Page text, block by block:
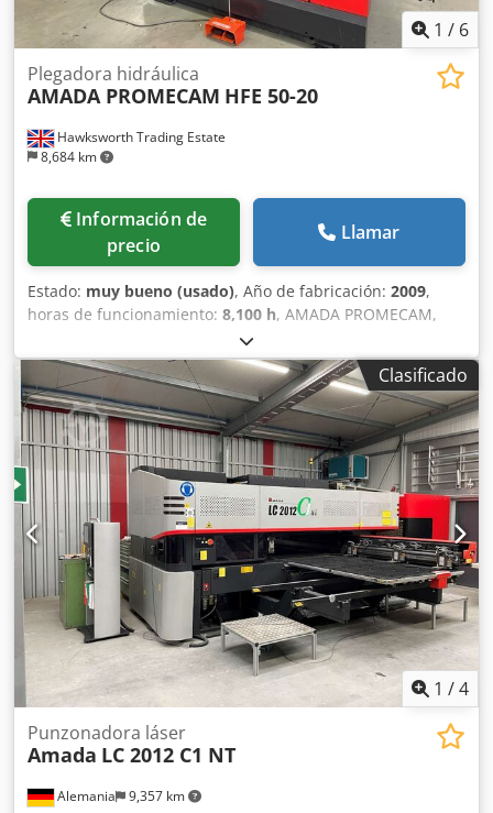
1 / 6
Hawksworth Trading Estate
8,684 km
Plegadora hidráulica
AMADA PROMECAM HFE 50-20
Información de
precio
Llamar
Estado: muy bueno (usado), Año de fabricación: 2009,
horas de funcionamiento: 8,100 h, AMADA PROMECAM,
MODELO HFE 5020, CAPACIDAD DE 50 TONELADAS X 2000
Crjdpfx Aszn Afvskkjf año 2009 especificaciones: PRENSA
PLEGADORA HIDRÁULICA CNC DE 7 EJES CAPACIDAD: 50
TONELADAS CONTROL: OP 2000 CNC NÚMERO DE EJES:
SIETE: X1, X2, Y1, Y2, R1, Z1 y Z2 LONGITUD DE PLEGADO:
2000 mm ALTURA ABIERTA: 470 LONGITUD DE CARRERA:
200 PROFUNDIDAD DE GARGANTA: 420 POTENCIA DEL
MOTOR: 7,5 KW VELOCIDAD DE ACERCAMIENTO: 100
VELOCIDAD DE PLEGADO: 10 VELOCIDAD DE RETORNO: 100
NÚMERO DE SERIE: V090090 PROTECCIÓN: ERWIN SICK
ELECTRÓNICA, MONTADA EN LA MÁQUINA LATERAL:
CERCA INTERBLOQUEADA TRASERA: INTERBLOQUEADA
año: 2009 precio: consultar
Clasificado
1 /4
Alemania 9,357 km
Punzonadora láser
Amada LC 2012 C1 NT